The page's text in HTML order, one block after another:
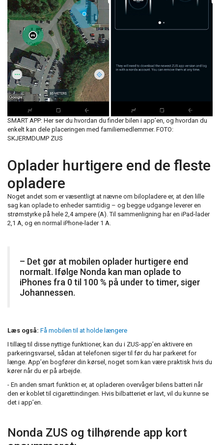
SMART APP: Her ser du hvordan du finder bilen i app’en, og hvordan du
enkelt kan dele placeringen med familiemedlemmer. FOTO:
SKJERMDUMP ZUS
Oplader hurtigere end de fleste
opladere
Noget andet som er væsentligt at nævne om bilopladere er, at den lille
sag kan oplade to enheder samtidig – og begge udgange leverer en
strømstyrke på hele 2,4 ampere (A). Til sammenligning har en iPad-lader
2,1 A, og en normal iPhone-lader 1 A.
– Det gør at mobilen oplader hurtigere end
normalt. Ifølge Nonda kan man oplade to
iPhones fra 0 til 100 % på under to timer, siger
Johannessen.
Læs også: Få mobilen til at holde længere
I tillæg til disse nyttige funktioner, kan du i ZUS-app’en aktivere en
parkeringsvarsel, sådan at telefonen siger til før du har parkeret for
længe. App’en bogfører din kørsel, noget som kan være praktisk hvis du
kører når du er på arbejde.
- En anden smart funktion er, at opladeren overvåger bilens batteri når
den er koblet til cigarettindingen. Hvis bilbatteriet er lavt, vil du kunne se
det i app’en.
Nonda ZUS og tilhørende app kort